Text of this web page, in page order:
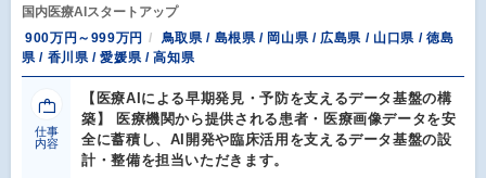
国内医療AIスタートアップ
900万円～999万円
鳥取県 / 島根県 / 岡山県 / 広島県 / 山口県 / 徳島
県 / 香川県 / 愛媛県 / 高知県
仕事
内容
【医療AIによる早期発見・予防を支えるデータ基盤の構
築】 医療機関から提供される患者・医療画像データを安
全に蓄積し、AI開発や臨床活用を支えるデータ基盤の設
計・整備を担当いただきます。